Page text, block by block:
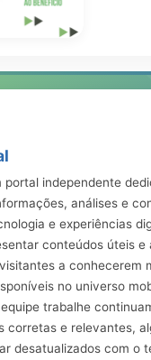
portal independente
análises e
e experiências
conteúdos úteis e
a conhecerem
no universo
trabalhe
corretas e relevantes,
desatualizados com o